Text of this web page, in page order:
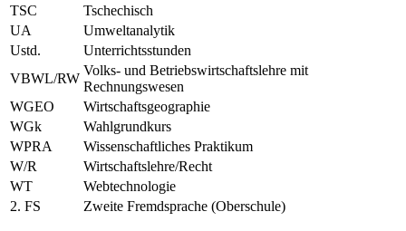
TSC
Tschechisch
UA
Umweltanalytik
Ustd.
Unterrichtsstunden
VBWL/RW
Volks- und Betriebswirtschaftslehre mit
Rechnungswesen
WGEO
Wirtschaftsgeographie
WGk
Wahlgrundkurs
WPRA
Wissenschaftliches Praktikum
W/R
Wirtschaftslehre/Recht
WT
Webtechnologie
2. FS
Zweite Fremdsprache (Oberschule)